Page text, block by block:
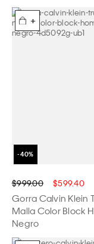
+
$999.00 $599.40
Gorra Calvin Klein
Malla Color Block
Negro